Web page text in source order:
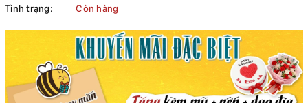
Tình trạng: Còn hàng